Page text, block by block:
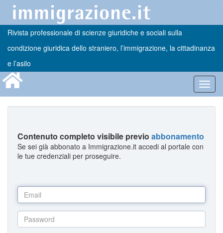
Rivista professionale di scienze giuridiche e sociali sulla
condizione giuridica dello straniero, l’immigrazione, la cittadinanza
e l’asilo
Contenuto completo visibile previo abbonamento
Se sei già abbonato a Immigrazione.it accedi al portale con
le tue credenziali per proseguire.